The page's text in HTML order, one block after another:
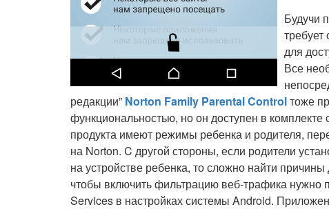
Будучи
для
Все
редакции” Norton Family Parental Controlтоже
функциональностью, но он доступен в
продукта имеют режимы ребенка и родителя,
на Norton. C другой стороны, если родители
на устройстве ребенка, то сложно найти
чтобы включить фильтрацию веб-трафика
Services в настройках системы Android.